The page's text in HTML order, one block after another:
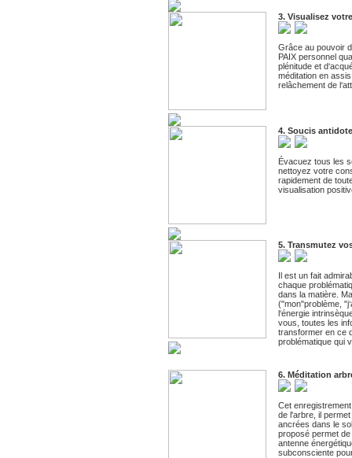
3. Visualisez
Grâce au pouvoir
PAIX personnel
plénitude et
méditation en
relâchement de
4. Soucis antidote
Évacuez tous les
nettoyez votre
rapidement de
visualisation
5. Transmutez
Il est un fait
chaque
dans la matière.
("mon"problème,
l‘énergie
vous, toutes les
transformer en ce
problématique qui
6. Méditation
Cet
de l'arbre, il
ancrées dans le
proposé permet
antenne
subconsciente